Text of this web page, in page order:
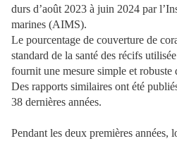
durs d’août 2023 à juin 2024 par
marines (AIMS).
Le pourcentage de couverture de
standard de la santé des récifs
fournit une mesure simple et robuste
Des rapports similaires ont été
38 dernières années.
Pendant les deux premières années,